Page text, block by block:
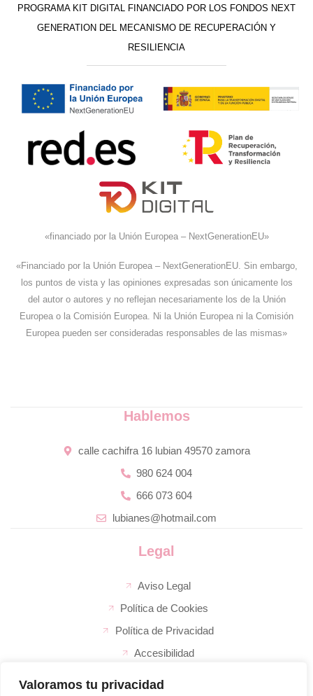
Valoramos tu privacidad
PROGRAMA KIT DIGITAL FINANCIADO POR LOS FONDOS NEXT
GENERATION DEL MECANISMO DE RECUPERACIÓN Y
RESILIENCIA
«financiado por la Unión Europea – NextGenerationEU»
«Financiado por la Unión Europea – NextGenerationEU. Sin embargo,
los puntos de vista y las opiniones expresadas son únicamente los
del autor o autores y no reflejan necesariamente los de la Unión
Europea o la Comisión Europea. Ni la Unión Europea ni la Comisión
Europea pueden ser consideradas responsables de las mismas»
Legal
Aviso Legal
Política de Cookies
Política de Privacidad
Accesibilidad
Hablemos
calle cachifra 16 lubian 49570 zamora
980 624 004
666 073 604
lubianes@hotmail.com